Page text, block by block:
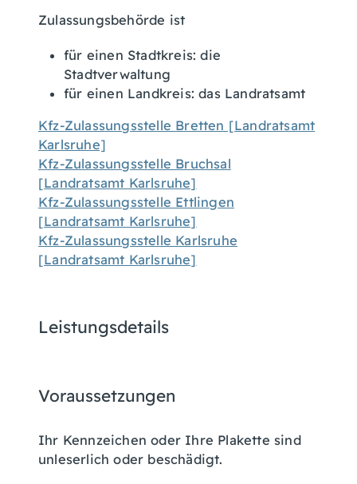
Zulassungsbehörde ist
für einen Stadtkreis: die
Stadtverwaltung
für einen Landkreis: das Landratsamt
Kfz-Zulassungsstelle Bretten [Landratsamt
Karlsruhe]
Kfz-Zulassungsstelle Bruchsal
[Landratsamt Karlsruhe]
Kfz-Zulassungsstelle Ettlingen
[Landratsamt Karlsruhe]
Kfz-Zulassungsstelle Karlsruhe
[Landratsamt Karlsruhe]
Leistungsdetails
Voraussetzungen
Ihr Kennzeichen oder Ihre Plakette sind
unleserlich oder beschädigt.